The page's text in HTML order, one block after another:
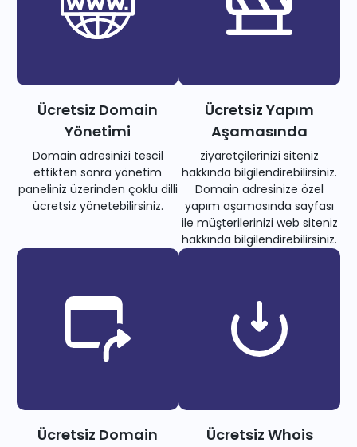
Ücretsiz Domain
Yönetimi
Domain adresinizi tescil
ettikten sonra yönetim
paneliniz üzerinden çoklu dilli
ücretsiz yönetebilirsiniz.
Ücretsiz Yapım
Aşamasında
ziyaretçilerinizi siteniz
hakkında bilgilendirebilirsiniz.
Domain adresinize özel
yapım aşamasında sayfası
ile müşterilerinizi web siteniz
hakkında bilgilendirebilirsiniz.
Ücretsiz Domain
Ücretsiz Whois